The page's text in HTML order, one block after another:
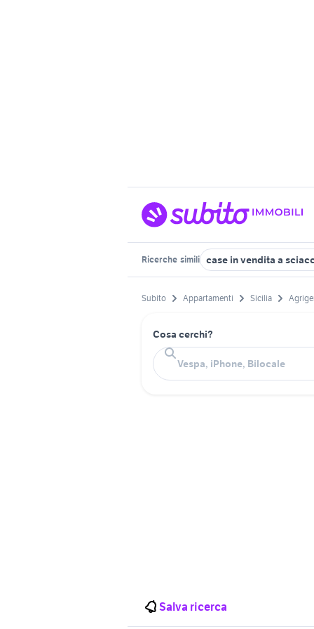
Ricerche simili case in vendita a
Subito Appartamenti Sicilia
Cosa cerchi?
Salva ricerca